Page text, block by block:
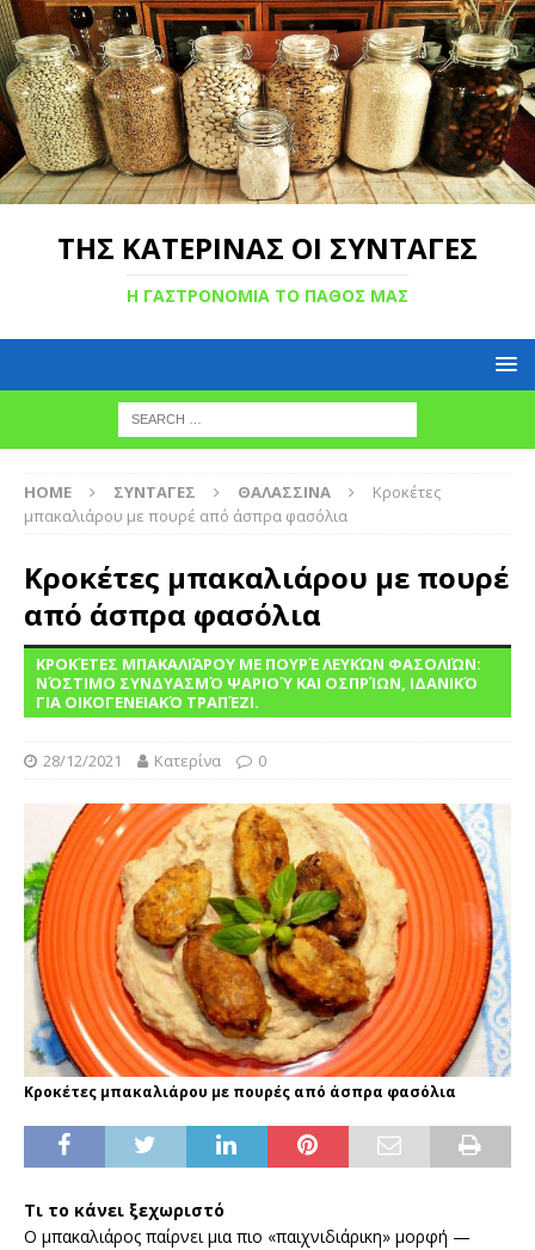
ΤΗΣ ΚΑΤΕΡΙΝΑΣ ΟΙ ΣΥΝΤΑΓΕΣ
Η ΓΑΣΤΡΟΝΟΜΙΑ ΤΟ ΠΑΘΟΣ ΜΑΣ
HOME ΣΥΝΤΑΓΕΣ ΘΑΛΑΣΣΙΝΑ
Κροκέτες
μπακαλιάρου με πουρέ από άσπρα φασόλια
Κροκέτες μπακαλιάρου με πουρέ
από άσπρα φασόλια
ΚΡΟΚΈΤΕΣ ΜΠΑΚΑΛΙΆΡΟΥ ΜΕ ΠΟΥΡΈ ΛΕΥΚΏΝ ΦΑΣΟΛΙΏΝ:
ΝΌΣΤΙΜΟ ΣΥΝΔΥΑΣΜΌ ΨΑΡΙΟΎ ΚΑΙ ΟΣΠΡΊΩΝ, ΙΔΑΝΙΚΌ
ΓΙΑ ΟΙΚΟΓΕΝΕΙΑΚΌ ΤΡΑΠΈΖΙ.
28/12/2021 Κατερίνα 0
Κροκέτες μπακαλιάρου με πουρές από άσπρα φασόλια
Τι το κάνει ξεχωριστό
Ο μπακαλιάρος παίρνει μια πιο «παιχνιδιάρικη» μορφή —